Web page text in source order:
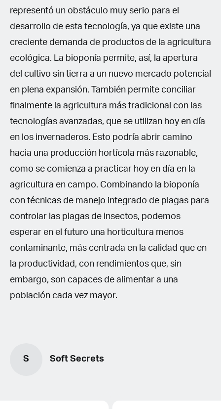
representó un obstáculo muy serio para el
desarrollo de esta tecnología, ya que existe una
creciente demanda de productos de la agricultura
ecológica. La bioponía permite, así, la apertura
del cultivo sin tierra a un nuevo mercado potencial
en plena expansión. También permite conciliar
finalmente la agricultura más tradicional con las
tecnologías avanzadas, que se utilizan hoy en día
en los invernaderos. Esto podría abrir camino
hacia una producción hortícola más razonable,
como se comienza a practicar hoy en día en la
agricultura en campo. Combinando la bioponía
con técnicas de manejo integrado de plagas para
controlar las plagas de insectos, podemos
esperar en el futuro una horticultura menos
contaminante, más centrada en la calidad que en
la productividad, con rendimientos que, sin
embargo, son capaces de alimentar a una
población cada vez mayor.
S Soft Secrets